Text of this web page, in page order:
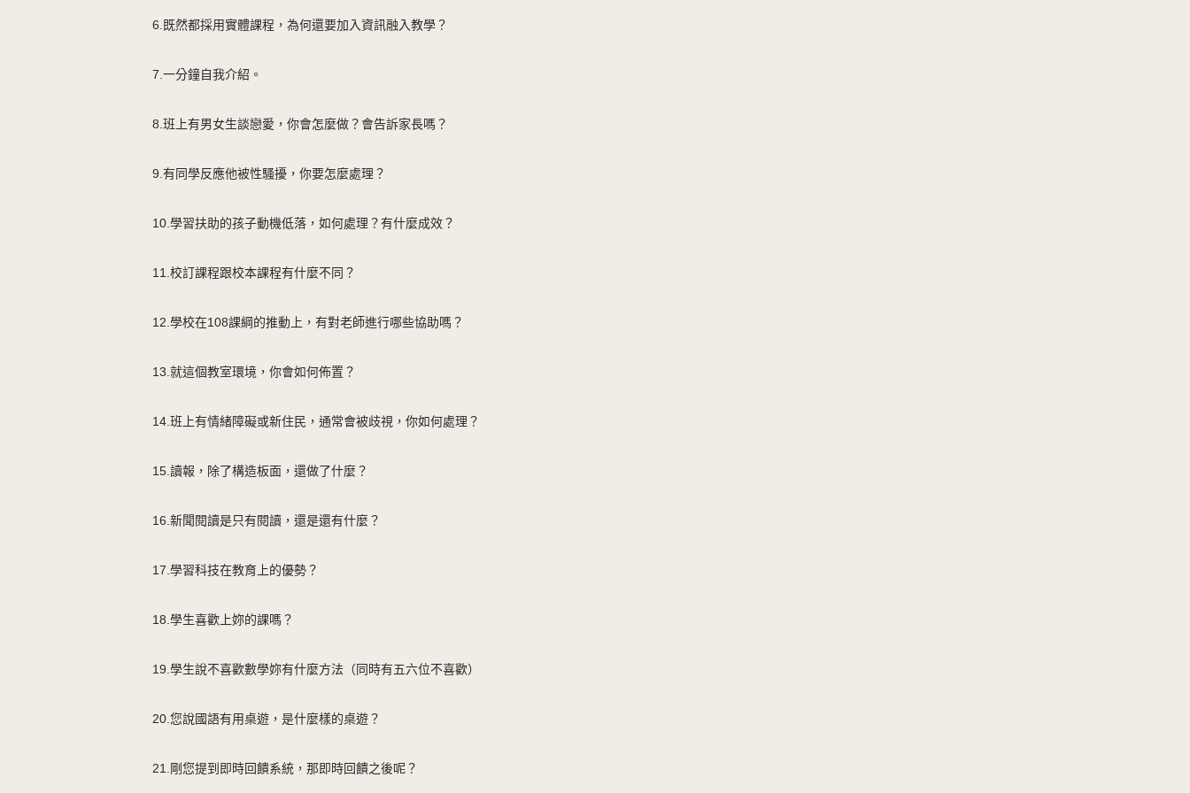
6.既然都採用實體課程，為何還要加入資訊融入教學？
7.一分鐘自我介紹。
8.班上有男女生談戀愛，你會怎麼做？會告訴家長嗎？
9.有同學反應他被性騷擾，你要怎麼處理？
10.學習扶助的孩子動機低落，如何處理？有什麼成效？
11.校訂課程跟校本課程有什麼不同？
12.學校在108課綱的推動上，有對老師進行哪些協助嗎？
13.就這個教室環境，你會如何佈置？
14.班上有情緒障礙或新住民，通常會被歧視，你如何處理？
15.讀報，除了構造板面，還做了什麼？
16.新聞閱讀是只有閱讀，還是還有什麼？
17.學習科技在教育上的優勢？
18.學生喜歡上妳的課嗎？
19.學生說不喜歡數學妳有什麼方法（同時有五六位不喜歡）
20.您說國語有用桌遊，是什麼樣的桌遊？
21.剛您提到即時回饋系統，那即時回饋之後呢？